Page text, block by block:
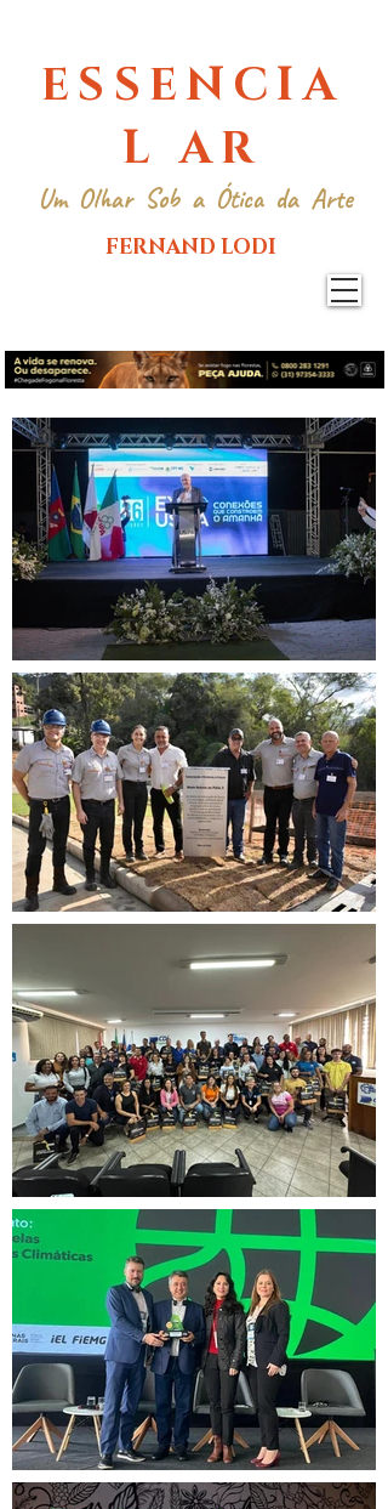
ESSENCIA
L AR
Um Olhar Sob a Ótica da Arte
FERNAND LODI